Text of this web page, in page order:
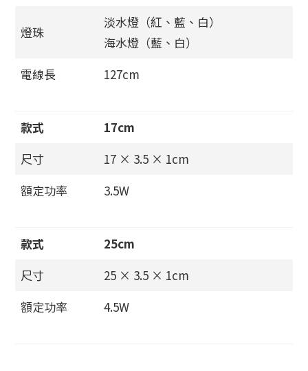
燈珠
淡水燈（紅、藍、白）
海水燈（藍、白）
電線長
127cm
款式
17cm
尺寸
17 × 3.5 × 1cm
額定功率
3.5W
款式
25cm
尺寸
25 × 3.5 × 1cm
額定功率
4.5W